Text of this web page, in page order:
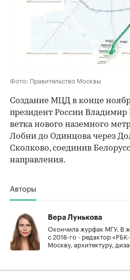
Фото: Правительство Москвы
Создание МЦД в конце
президент России Владимир
ветка нового наземного
Лобни до Одинцова через
Сколково, соединив
направления.
Авторы
Вера Лунькова
Окончила журфак МГУ. В
с 2018-го - редактор
Москву, архитектуру,